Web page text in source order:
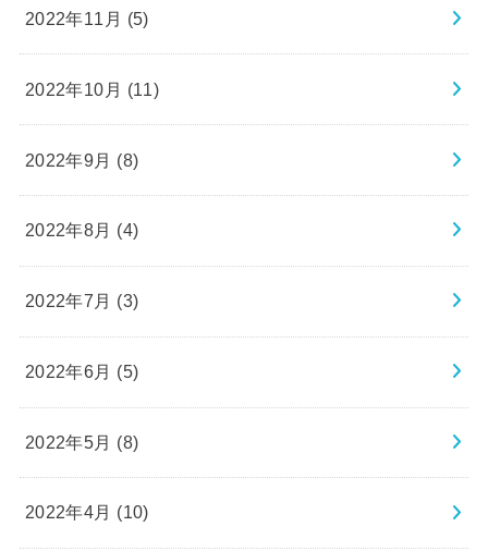
2022年11月 (5)
2022年10月 (11)
2022年9月 (8)
2022年8月 (4)
2022年7月 (3)
2022年6月 (5)
2022年5月 (8)
2022年4月 (10)